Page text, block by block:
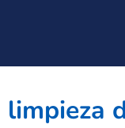
limpieza